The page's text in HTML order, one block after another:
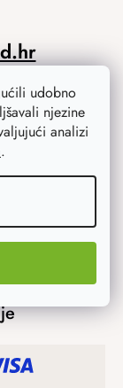
udobno
njezine
analizi
.